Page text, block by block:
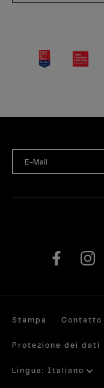
E-Mail
Stampa Contatto
Protezione dei dati
Lingua: Italiano